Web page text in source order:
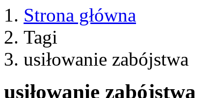
Strona główna
Tagi
usiłowanie zabójstwa
usiłowanie zabójstwa